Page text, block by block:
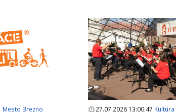
Mesto Brezno 27.07.2026 13:00:47